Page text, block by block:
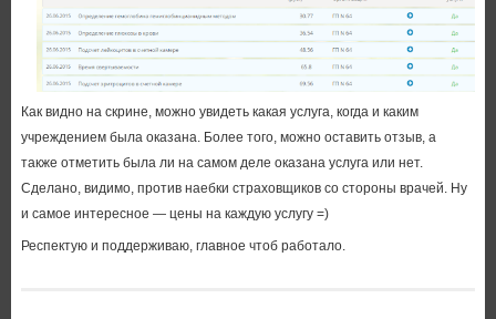
Как видно на скрине, можно увидеть какая услуга, когда и каким
учреждением была оказана. Более того, можно оставить отзыв, а
также отметить была ли на самом деле оказана услуга или нет.
Сделано, видимо, против наебки страховщиков со стороны врачей. Ну
и самое интересное — цены на каждую услугу =)
Респектую и поддерживаю, главное чтоб работало.